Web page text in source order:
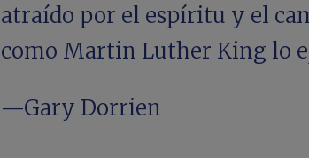
atraído por el espíritu y el
como Martin Luther King lo
—Gary Dorrien